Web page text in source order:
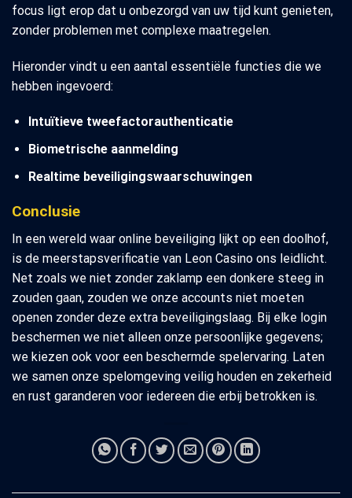
focus ligt erop dat u onbezorgd van uw tijd kunt genieten,
zonder problemen met complexe maatregelen.
Hieronder vindt u een aantal essentiële functies die we
hebben ingevoerd:
Intuïtieve tweefactorauthenticatie
Biometrische aanmelding
Realtime beveiligingswaarschuwingen
Conclusie
In een wereld waar online beveiliging lijkt op een doolhof,
is de meerstapsverificatie van Leon Casino ons leidlicht.
Net zoals we niet zonder zaklamp een donkere steeg in
zouden gaan, zouden we onze accounts niet moeten
openen zonder deze extra beveiligingslaag. Bij elke login
beschermen we niet alleen onze persoonlijke gegevens;
we kiezen ook voor een beschermde spelervaring. Laten
we samen onze spelomgeving veilig houden en zekerheid
en rust garanderen voor iedereen die erbij betrokken is.